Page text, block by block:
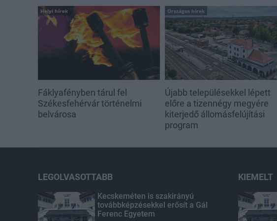
Helyi hírek
Fáklyafényben tárul fel
Székesfehérvár történelmi
belvárosa
Országos hírek
Újabb településekkel lépett
előre a tizennégy megyére
kiterjedő állomásfelújítási
program
LEGOLVASOTTABB
Kecskeméten is szakirányú
továbbképzésekkel erősít a Gál
Ferenc Egyetem
KIEMELT